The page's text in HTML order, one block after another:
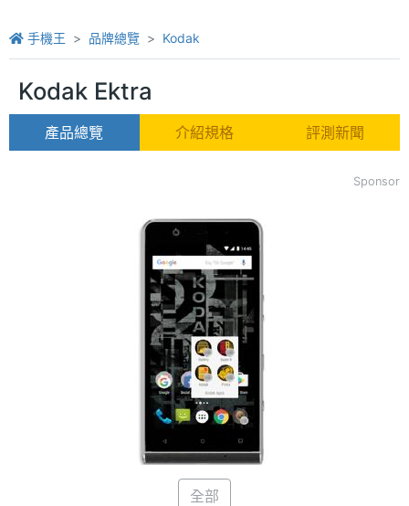
手機王 品牌總覽 Kodak
Kodak Ektra
產品總覽 介紹規格 評測新聞
Sponsor
全部